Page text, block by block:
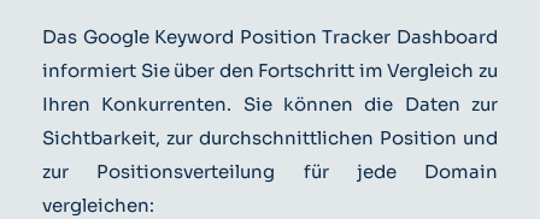
Das Google Keyword Position Tracker Dashboard
informiert Sie über den Fortschritt im Vergleich zu
Ihren Konkurrenten. Sie können die Daten zur
Sichtbarkeit, zur durchschnittlichen Position und
zur Positionsverteilung für jede Domain
vergleichen: